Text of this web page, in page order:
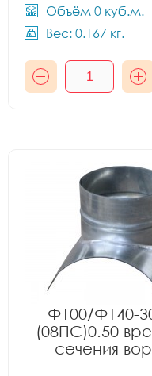
Объём 0 куб.м.
Вес: 0.167 кг.
Ф100/Ф140-
(08ПС)0.50
сечения